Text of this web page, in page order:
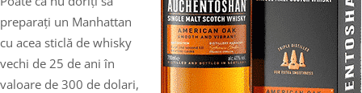
preparați un Manhattan
cu acea sticlă de whisky
vechi de 25 de ani în
valoare de 300 de dolari,